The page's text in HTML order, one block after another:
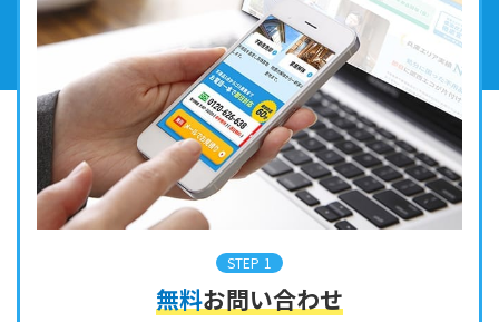
STEP 1
無料お問い合わせ